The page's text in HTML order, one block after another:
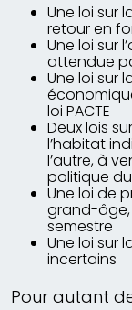
Une loi sur
retour en
Une loi sur
attendue
Une loi sur
loi PACTE
Deux lois
l’habitat
l’autre, à
politique
Une loi de
grand-âge,
semestre
Une loi sur
incertains
Pour autant